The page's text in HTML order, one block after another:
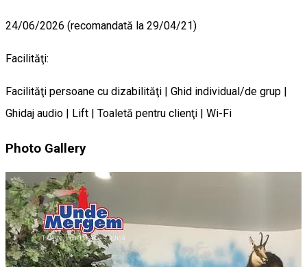
24/06/2026 (recomandată la 29/04/21)
Facilităţi:
Facilităţi persoane cu dizabilităţi | Ghid individual/de grup |
Ghidaj audio | Lift | Toaletă pentru clienţi | Wi-Fi
Photo Gallery